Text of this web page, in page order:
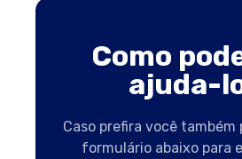
Como
ajuda-
Caso prefira você
formulário abaixo para